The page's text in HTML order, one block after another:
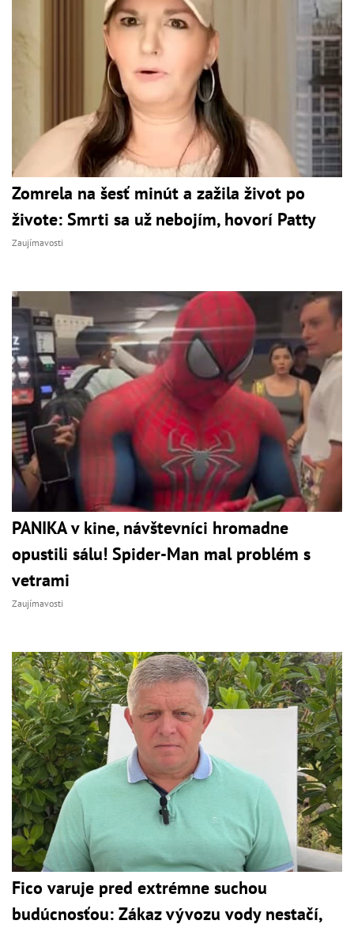
Zomrela na šesť minút a zažila život po
živote: Smrti sa už nebojím, hovorí Patty
Zaujímavosti
PANIKA v kine, návštevníci hromadne
opustili sálu! Spider-Man mal problém s
vetrami
Zaujímavosti
Fico varuje pred extrémne suchou
budúcnosťou: Zákaz vývozu vody nestačí,